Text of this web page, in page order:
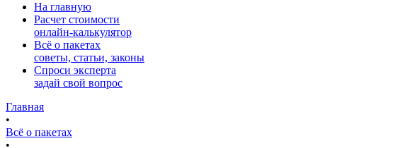
На главную
Расчет стоимости
онлайн-калькулятор
Всё о пакетах
советы, статьи, законы
Спроси эксперта
задай свой вопрос
Главная
•
Всё о пакетах
•